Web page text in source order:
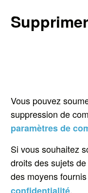
Vous pouvez
suppression de
paramètres de
Si vous souhaitez
droits des sujets
des moyens
.